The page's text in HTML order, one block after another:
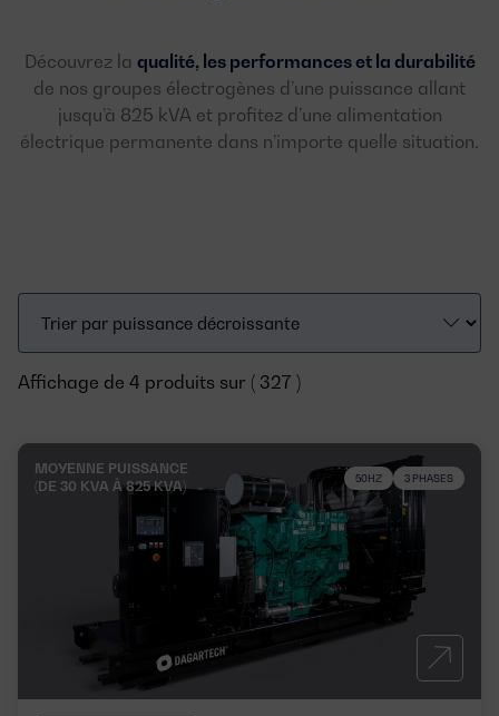
Découvrez la qualité, les performances et la durabilité
de nos groupes électrogènes d’une puissance allant
jusqu’à 825 kVA et profitez d’une alimentation
électrique permanente dans n’importe quelle situation.
Affichage de 4 produits sur ( 327 )
MOYENNE PUISSANCE
(DE 30 KVA À 825 KVA)
50HZ 3 PHASES